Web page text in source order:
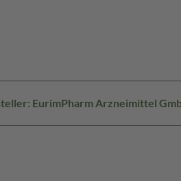
EurimPharm Arzneimittel